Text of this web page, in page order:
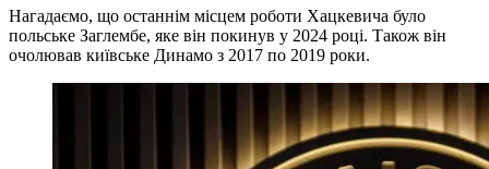
Нагадаємо, що останнім місцем роботи Хацкевича було
польське Заглембе, яке він покинув у 2024 році. Також він
очолював київське Динамо з 2017 по 2019 роки.